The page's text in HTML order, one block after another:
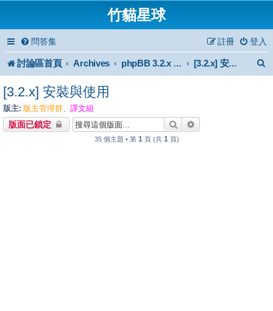
竹貓星球
問答集 登入
註冊
討論區首頁 Archives phpBB 3.2.x Forum Archive [3.2.x] 安裝與使用
[3.2.x] 安裝與使用
版主: 版主管理群、 譯文組
版面已鎖定 搜尋
35 個主題 • 第 1 頁 (共 1 頁)